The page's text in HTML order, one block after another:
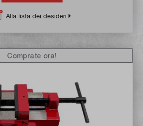
Alla lista dei desideri
Comprate ora!